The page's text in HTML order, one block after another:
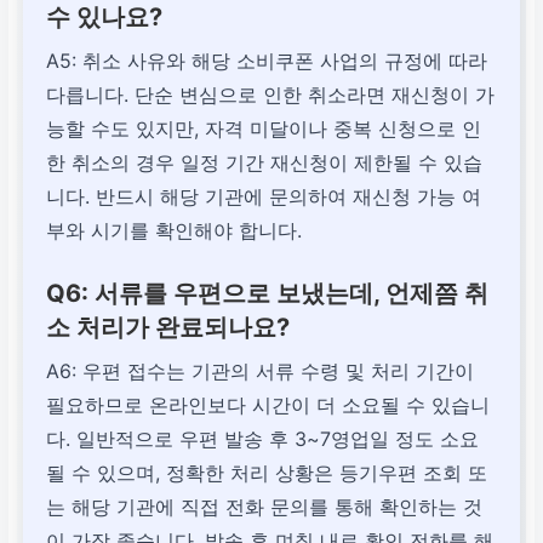
수 있나요?
A5: 취소 사유와 해당 소비쿠폰 사업의 규정에 따라
다릅니다. 단순 변심으로 인한 취소라면 재신청이 가
능할 수도 있지만, 자격 미달이나 중복 신청으로 인
한 취소의 경우 일정 기간 재신청이 제한될 수 있습
니다. 반드시 해당 기관에 문의하여 재신청 가능 여
부와 시기를 확인해야 합니다.
Q6: 서류를 우편으로 보냈는데, 언제쯤 취
소 처리가 완료되나요?
A6: 우편 접수는 기관의 서류 수령 및 처리 기간이
필요하므로 온라인보다 시간이 더 소요될 수 있습니
다. 일반적으로 우편 발송 후 3~7영업일 정도 소요
될 수 있으며, 정확한 처리 상황은 등기우편 조회 또
는 해당 기관에 직접 전화 문의를 통해 확인하는 것